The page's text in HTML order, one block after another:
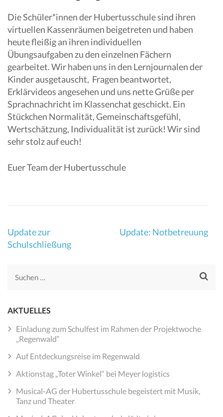
Die Schüler*innen der Hubertusschule sind ihren
virtuellen Kassenräumen beigetreten und haben
heute fleißig an ihren individuellen
Übungsaufgaben zu den einzelnen Fächern
gearbeitet. Wir haben uns in den Lernjournalen der
Kinder ausgetauscht, Fragen beantwortet,
Erklärvideos angesehen und uns nette Grüße per
Sprachnachricht im Klassenchat geschickt. Ein
Stückchen Normalität, Gemeinschaftsgefühl,
Wertschätzung, Individualität ist zurück! Wir sind
sehr stolz auf euch!
Euer Team der Hubertusschule
Beitragsnavigation
Update zur
Schulschließung
Update: Notbetreuung
Suchen
AKTUELLES
Einladung zum Schulfest im Rahmen der Projektwoche
„Regenwald“
Auf Entdeckungsreise im Regenwald
Aktionstag „Toter Winkel“ bei Meyer logistics
Musical-AG der Hubertusschule begeistert mit Musik,
Tanz und Theater